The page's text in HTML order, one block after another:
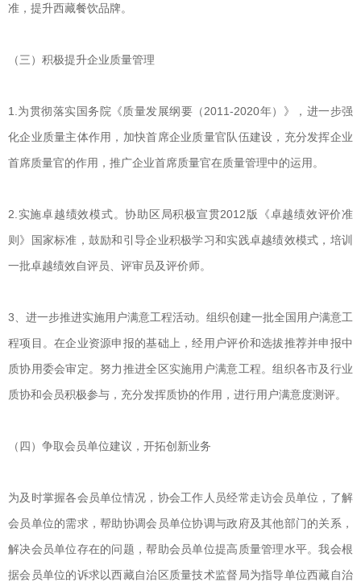
准，提升西藏餐饮品牌。
（三）积极提升企业质量管理
1.为贯彻落实国务院《质量发展纲要（2011-2020年）》，进一步强
化企业质量主体作用，加快首席企业质量官队伍建设，充分发挥企业
首席质量官的作用，推广企业首席质量官在质量管理中的运用。
2.实施卓越绩效模式。协助区局积极宣贯2012版《卓越绩效评价准
则》国家标准，鼓励和引导企业积极学习和实践卓越绩效模式，培训
一批卓越绩效自评员、评审员及评价师。
3、进一步推进实施用户满意工程活动。组织创建一批全国用户满意工
程项目。在企业资源申报的基础上，经用户评价和选拔推荐并申报中
质协用委会审定。努力推进全区实施用户满意工程。组织各市及行业
质协和会员积极参与，充分发挥质协的作用，进行用户满意度测评。
（四）争取会员单位建议，开拓创新业务
为及时掌握各会员单位情况，协会工作人员经常走访会员单位，了解
会员单位的需求，帮助协调会员单位协调与政府及其他部门的关系，
解决会员单位存在的问题，帮助会员单位提高质量管理水平。我会根
据会员单位的诉求以西藏自治区质量技术监督局为指导单位西藏自治